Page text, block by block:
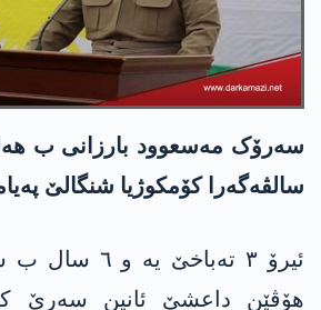
سەرۆک مەسعوود بارزانی ب
سالڤەگەرا کۆمکوژیا شنگالێ
ئیرۆ ٣ تەباخێ
ھۆڤێن داعشێ ئانین سەرێ